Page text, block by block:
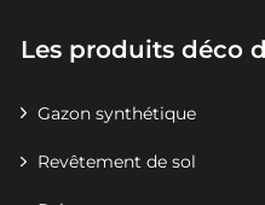
Les produits déco
Gazon synthétique
Revêtement de sol